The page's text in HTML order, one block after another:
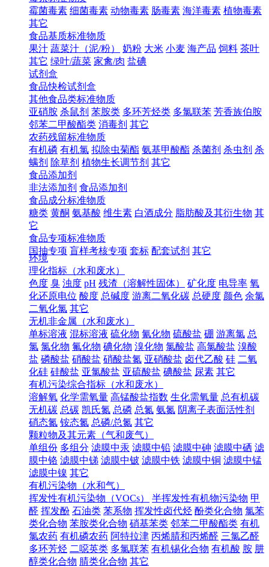
霉菌毒素 细菌毒素 动物毒素 肠毒素 海洋毒素 植物毒素
其它
食品基质标准物质
果汁 蔬菜汁（泥/粉） 奶粉 大米 小麦 海产品 饲料 茶叶
其它 绿叶/蔬菜 家禽/肉 盐碘
试剂盒
食品快检试剂盒
其他食品类标准物质
亚硝胺 杀鼠剂 苯胺类 多环芳烃类 多氯联苯 芳香族伯胺
邻苯二甲酸酯类 消毒剂 其它
农药残留标准物质
有机磷 有机氯 拟除虫菊酯 氨基甲酸酯 杀菌剂 杀虫剂 杀
螨剂 除草剂 植物生长调节剂 其它
食品添加剂
非法添加剂 食品添加剂
食品成分标准物质
糖类 黄酮 氨基酸 维生素 白酒成分 脂肪酸及其衍生物 其
它
食品专项标准物质
国抽专项 盲样考核专项 套标 配套试剂 其它
环境
理化指标（水和废水）
色度 臭 浊度 pH 残渣（溶解性固体） 矿化度 电导率 氧
化还原电位 酸度 总碱度 游离二氧化碳 总硬度 颜色 余氯
二氧化氯 其它
无机非金属（水和废水）
单标溶液 混标溶液 硫化物 氰化物 硫酸盐 硼 游离氯 总
氯 氯化物 氟化物 碘化物 溴化物 氯酸盐 高氯酸盐 溴酸
盐 磷酸盐 硝酸盐 硝酸盐氮 亚硝酸盐 卤代乙酸 硅 二氧
化硅 硅酸盐 亚氯酸盐 亚硫酸盐 碘酸盐 尿素 其它
有机污染综合指标（水和废水）
溶解氧 化学需氧量 高锰酸盐指数 生化需氧量 总有机碳
无机碳 总碳 凯氏氮 总磷 总氮 氨氮 阴离子表面活性剂
硝态氮 铵态氮 总磷/总氮 其它
颗粒物及其元素（气和废气）
单组份 多组分 滤膜中汞 滤膜中铅 滤膜中砷 滤膜中硒 滤
膜中铬 滤膜中锑 滤膜中铍 滤膜中铁 滤膜中铜 滤膜中锰
滤膜中镍 其它
有机污染物（水和气）
挥发性有机污染物（VOCs）
半挥发性有机物污染物 甲
醛 挥发酚 石油类 苯系物 挥发性卤代烃 酚类化合物 氯苯
类化合物 苯胺类化合物 硝基苯类 邻苯二甲酸酯类 有机
氯农药 有机磷农药 阿特拉津 丙烯腈和丙烯醛 三氯乙醛
多环芳烃 二噁英类 多氯联苯 有机锡化合物 有机酸 胺 肼
醇类化合物 腈类化合物 其它